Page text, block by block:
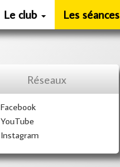
Le club Les séances
Réseaux
Facebook
YouTube
Instagram